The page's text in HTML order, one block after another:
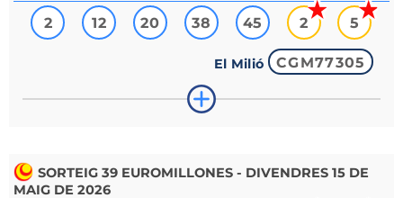
2 12 20 38 45 2 5
El Milió CGM77305
SORTEIG 39 EUROMILLONES - DIVENDRES 15 DE
MAIG DE 2026